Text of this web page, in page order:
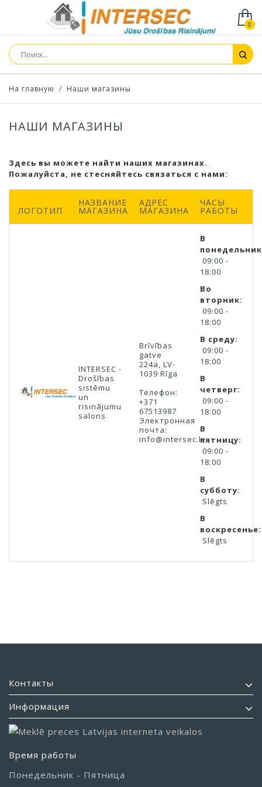
0
На главную / Наши магазины
НАШИ МАГАЗИНЫ
Здесь вы можете найти наших магазинах.
Пожалуйста, не стесняйтесь связаться с нами:
ЛОГОТИП
НАЗВАНИЕ
МАГАЗИНА
АДРЕС
МАГАЗИНА
ЧАСЫ
РАБОТЫ
INTERSEC -
Drošības
sistēmu
un
risinājumu
salons
Brīvības
gatve
224a, LV-
1039 Rīga
Телефон:
+371
67513987
Электронная
почта:
info@intersec.lv
В
09:00 -
18:00
Во
вторник:
09:00 -
18:00
В среду:
09:00 -
18:00
В
четверг:
09:00 -
18:00
В
пятницу:
09:00 -
18:00
В
субботу:
Slēgts
В
воскресенье:
Slēgts
Контакты
Информация
Время работы
Понедельник - Пятница